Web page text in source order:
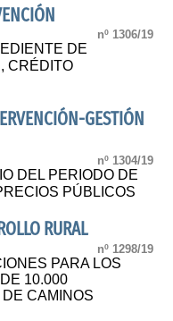
nº 1306/19
DE
CRÉDITO
GESTIÓN
nº 1304/19
DEL PERIODO DE
PÚBLICOS
RURAL
nº 1298/19
PARA LOS
10.000
CAMINOS